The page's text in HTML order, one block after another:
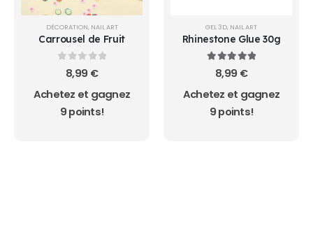
DÉCORATION, NAIL ART
Carrousel de Fruit
sur 5
8,99 €
Achetez et gagnez
9 points!
GEL 3D, NAIL ART
Rhinestone Glue 30g
5.00sur 5
8,99 €
Achetez et gagnez
9 points!